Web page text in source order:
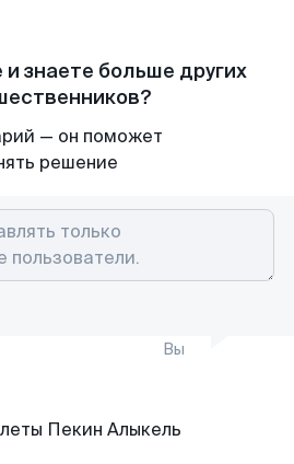
знаете больше других
— он поможет
решение
Вы